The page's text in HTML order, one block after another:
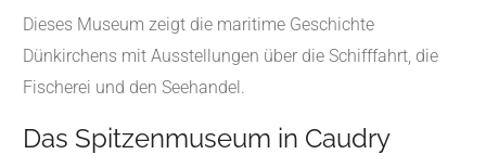
Dieses Museum zeigt die maritime Geschichte
Dünkirchens mit Ausstellungen über die Schifffahrt, die
Fischerei und den Seehandel.
Das Spitzenmuseum in Caudry